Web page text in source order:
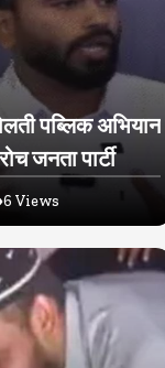
पब्लिक अभियान
जनता पार्टी
6 Views